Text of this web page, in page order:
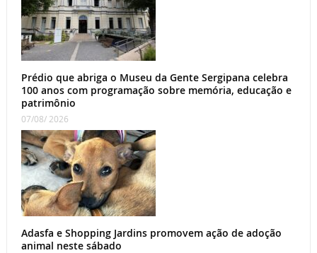
Prédio que abriga o Museu da Gente Sergipana celebra
100 anos com programação sobre memória, educação e
patrimônio
07/08/ 2026
Adasfa e Shopping Jardins promovem ação de adoção
animal neste sábado